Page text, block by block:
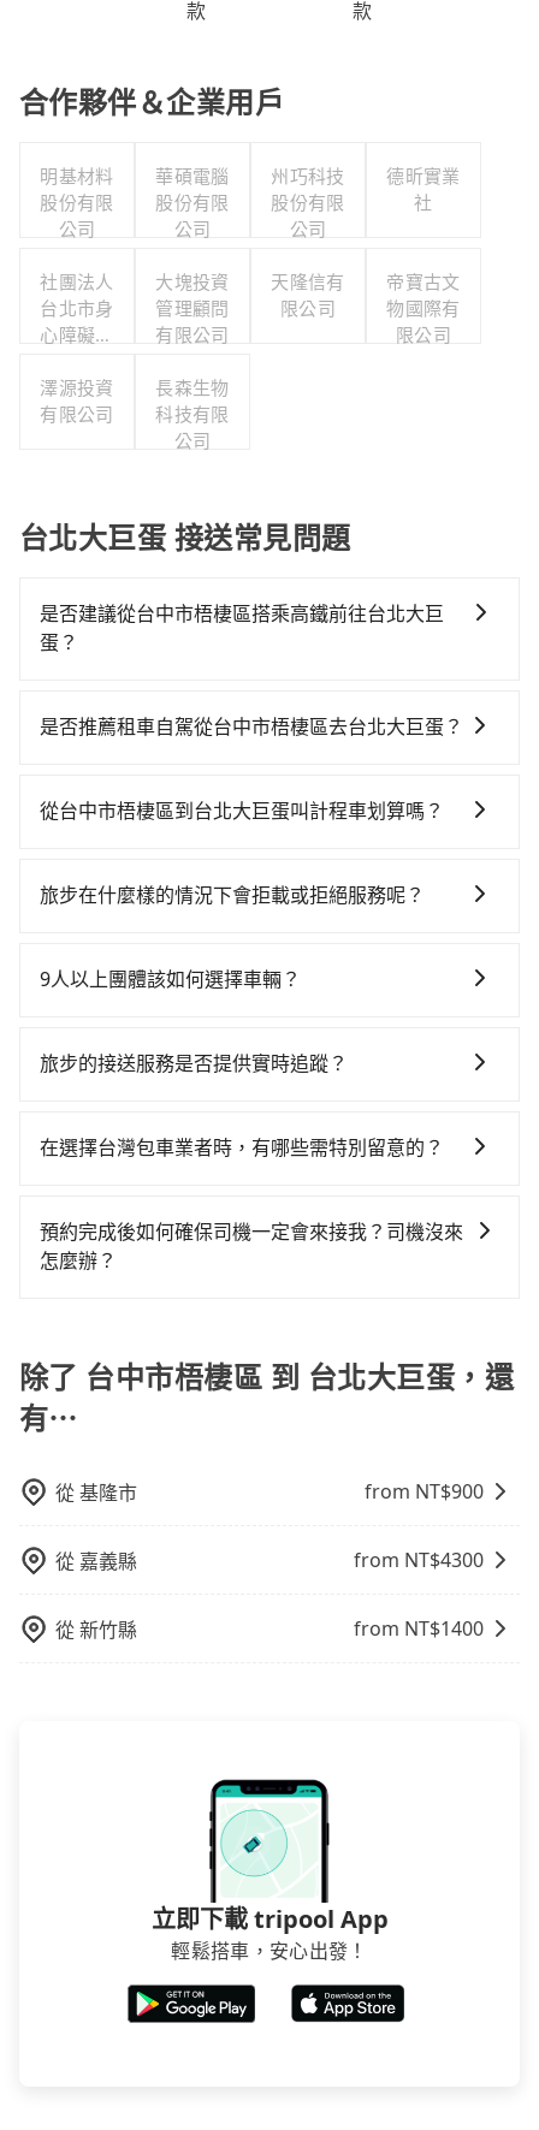
款 款
合作夥伴＆企業用戶
明基材料
股份有限
公司
華碩電腦
股份有限
公司
州巧科技
股份有限
公司
德昕實業
社
社團法人
台北市身
心障礙游
大塊投資
管理顧問
有限公司
天隆信有
限公司
帝寶古文
物國際有
限公司
澤源投資
有限公司
長森生物
科技有限
公司
台北大巨蛋 接送常見問題
是否建議從台中市梧棲區搭乘高鐵前往台北大巨
蛋？
貴、費時！從最早06:05一直到23:03，台中-台北一天最
1,000元、車程約42分鐘。抵達高鐵站後，步行進站、現
票價700元，再用15分鐘出站、等待車站前排班的計程
小時44分鐘，假設2位同行，高鐵加轉乘之平均每人花費
用tripool並到府專車接送，則每人平均花費約1,320
鐘在轉乘與等車上，現在還不馬上來預約tripool！如果
是否推薦租車自駕從台中市梧棲區去台北大巨蛋？
時不需要閉目養神（因為要自己開車），最重要的是你
$115~205承租小轎車，每公里再額外加收$3.2，從台中
路返回），雖已將eTag和可能的每小時40元路邊停車費
Yaris、Prius C、Vios這類乘坐體驗較差的車款，如果人
發現仍有上一組乘客遺留的垃圾或者撞凹的車門仍未被
還，又或者要還車時卻偏偏找不到停車位，對於急著用
車或者要載其他乘客的人來說就有不小的風險。最後，
從台中市梧棲區到台北大巨蛋叫計程車划算嗎？
灣大車隊、Uber、Line Taxi、Yoxi等，如果在路邊攔不
叫車看看。依照里程跳錶計算，價格約為4,200~5,000元
好先上網預約，以免當場被坑受騙。綜合以上，無論在
旅步在什麼樣的情況下會拒載或拒絕服務呢？
原因，司機有權拒絕服務： 1) 當日搭車人數或行李超過
同行，卻無自備或加購兒童座椅。提醒您，為了保護孩
避免影響行車安全，請您務將寵物置入提籠或提袋內。
9人以上團體該如何選擇車輛？
9人以上之廂型車，其實屬違法。在現行法律下，營業小
中型巴士或大型遊覽車。非法改裝的車輛，不僅與車輛
賠償就事大了。千萬別為了省小錢而把朋友親人的安全
給賭上。通常人數沒有超過10位，建議預約一台九人座
台確認。
旅步的接送服務是否提供實時追蹤？
旅步的APP查看車輛的實時位置，確保能夠準時與司機
在選擇台灣包車業者時，有哪些需特別留意的？
者時，要特別留意評估業者的合法性、司機和車輛的資
質和素質、費用透明度和評價口碑等方面，以確保您在
預約完成後如何確保司機一定會來接我？司機沒來
怎麼辦？
訊提供司機的姓名、電話、車牌、車型等資訊，如在約
定好的時間與上車地點沒有看到司機，可主動電話聯
繫，可能原本約定的地點不適合暫停而改停靠在附近的
tripool會盡快改派以減少乘客等待的時間。
除了 台中市梧棲區 到 台北大巨蛋，還
有⋯
從基隆市 from NT$900
從 嘉義縣 from NT$4300
從新竹縣 from NT$1400
立即下載 tripool App
輕鬆搭車，安心出發！